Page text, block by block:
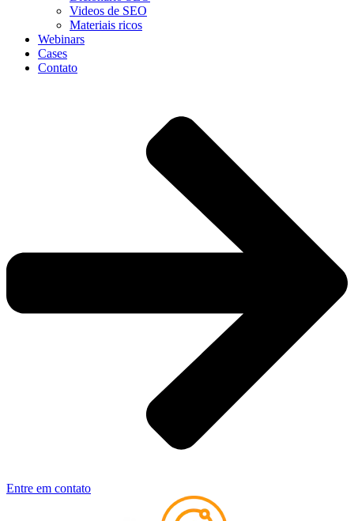
Videos de SEO
Materiais ricos
Webinars
Cases
Contato
Entre em contato